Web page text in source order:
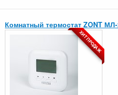
Комнатный термостат ZONT МЛ-
ХИТ ПРОДАЖ